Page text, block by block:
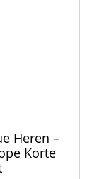
Heren –
Korte